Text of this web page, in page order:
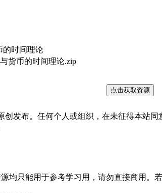
的时间理论
货币的时间理论.zip
点击获取资源
发布。任何个人或组织，在未征得本站
均只能用于参考学习用，请勿直接商用。